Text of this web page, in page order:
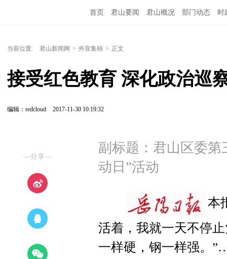
首页 君山要闻 君山概况 部门动态 时
当前位置: 君山新闻网 > 外宣集锦 > 正文
接受红色教育 深化政治巡
编辑：redcloud 2017-11-30 10:19:32
—分享—
副标题：君山区委第
动日”活动
本
活着，我就一天不停
一样硬，钢一样强。